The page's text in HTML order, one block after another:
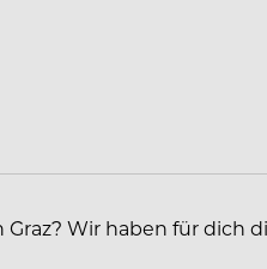
Wir haben für dich